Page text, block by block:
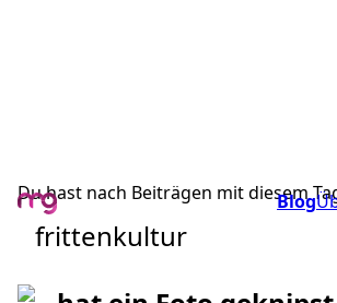
Blog
Du hast nach Beiträgen mit diesem
frittenkultur